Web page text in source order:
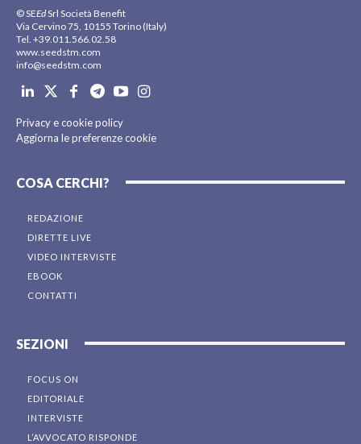
© SEEdSrl Società Benefit
Via Cervino 75, 10155 Torino (Italy)
Tel. +39.011.566.02.58
www.seedstm.com
info@seedstm.com
Privacy e cookie policy
Aggiorna le preferenze cookie
COSA CERCHI?
REDAZIONE
DIRETTE LIVE
VIDEO INTERVISTE
EBOOK
CONTATTI
SEZIONI
FOCUS ON
EDITORIALE
INTERVISTE
L’AVVOCATO RISPONDE